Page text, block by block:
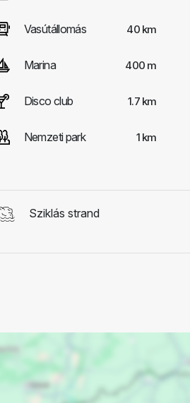
Vasútállomás 40 km
Marina 400 m
Disco club 1.7 km
Nemzeti park 1 km
Sziklás strand